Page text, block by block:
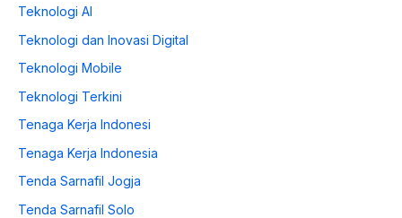
Teknologi AI
Teknologi dan Inovasi Digital
Teknologi Mobile
Teknologi Terkini
Tenaga Kerja Indonesi
Tenaga Kerja Indonesia
Tenda Sarnafil Jogja
Tenda Sarnafil Solo